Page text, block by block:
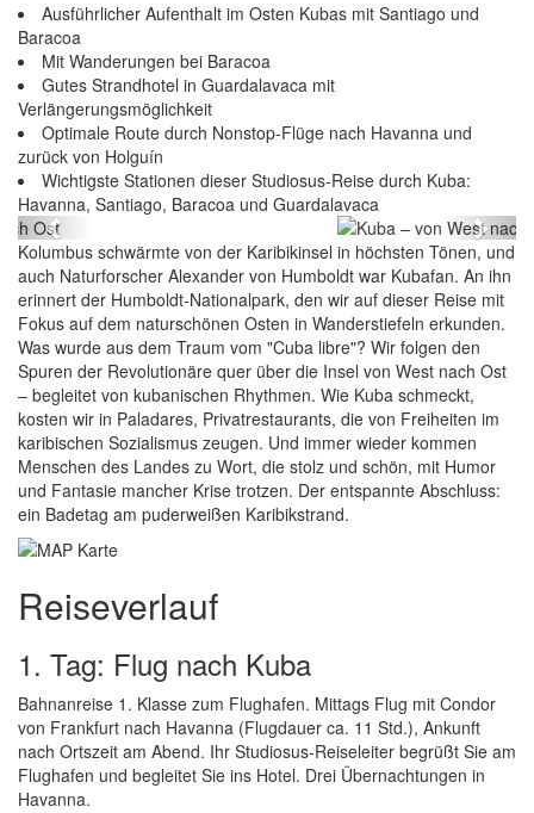
Ausführlicher Aufenthalt im Osten Kubas mit Santiago und
Baracoa
Mit Wanderungen bei Baracoa
Gutes Strandhotel in Guardalavaca mit
Verlängerungsmöglichkeit
Optimale Route durch Nonstop-Flüge nach Havanna und
zurück von Holguín
Wichtigste Stationen dieser Studiosus-Reise durch Kuba:
Havanna, Santiago, Baracoa und Guardalavaca
Kuba – von West nach Ost
Previous Next
Kolumbus schwärmte von der Karibikinsel in höchsten Tönen, und
auch Naturforscher Alexander von Humboldt war Kubafan. An ihn
erinnert der Humboldt-Nationalpark, den wir auf dieser Reise mit
Fokus auf dem naturschönen Osten in Wanderstiefeln erkunden.
Was wurde aus dem Traum vom "Cuba libre"? Wir folgen den
Spuren der Revolutionäre quer über die Insel von West nach Ost
– begleitet von kubanischen Rhythmen. Wie Kuba schmeckt,
kosten wir in Paladares, Privatrestaurants, die von Freiheiten im
karibischen Sozialismus zeugen. Und immer wieder kommen
Menschen des Landes zu Wort, die stolz und schön, mit Humor
und Fantasie mancher Krise trotzen. Der entspannte Abschluss:
ein Badetag am puderweißen Karibikstrand.
Reiseverlauf
1. Tag: Flug nach Kuba
Bahnanreise 1. Klasse zum Flughafen. Mittags Flug mit Condor
von Frankfurt nach Havanna (Flugdauer ca. 11 Std.), Ankunft
nach Ortszeit am Abend. Ihr Studiosus-Reiseleiter begrüßt Sie am
Flughafen und begleitet Sie ins Hotel. Drei Übernachtungen in
Havanna.